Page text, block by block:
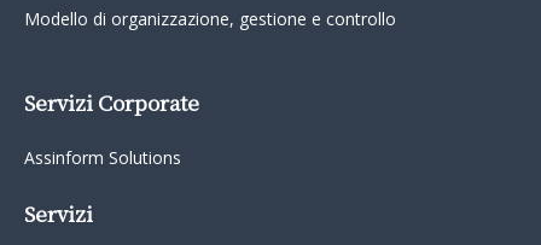
Modello di organizzazione, gestione e controllo
Servizi Corporate
Assinform Solutions
Servizi